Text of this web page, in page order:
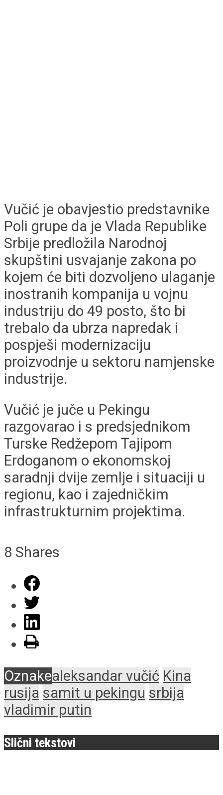
Vučić je obavjestio predstavnike
Poli grupe da je Vlada Republike
Srbije predložila Narodnoj
skupštini usvajanje zakona po
kojem će biti dozvoljeno ulaganje
inostranih kompanija u vojnu
industriju do 49 posto, što bi
trebalo da ubrza napredak i
pospješi modernizaciju
proizvodnje u sektoru namjenske
industrije.
Vučić je juče u Pekingu
razgovarao i s predsjednikom
Turske Redžepom Tajipom
Erdoganom o ekonomskoj
saradnji dvije zemlje i situaciji u
regionu, kao i zajedničkim
infrastrukturnim projektima.
8 Shares
Oznakealeksandar vučić Kina
rusija samit u pekingu srbija
vladimir putin
Slični tekstovi